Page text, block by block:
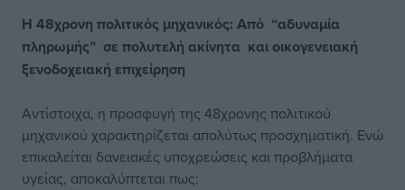
Η 48χρονη πολιτικός μηχανικός: Από “αδυναμία
πληρωμής” σε πολυτελή ακίνητα και οικογενειακή
ξενοδοχειακή επιχείρηση
Αντίστοιχα, η προσφυγή της 48χρονης πολιτικού
μηχανικού χαρακτηρίζεται απολύτως προσχηματική. Ενώ
επικαλείται δανειακές υποχρεώσεις και προβλήματα
υγείας, αποκαλύπτεται πως: